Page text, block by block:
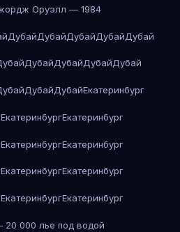
Оруэлл — 1984
ДубайДубайДубайДубайДубай
ДубайДубайДубайДубай
ДубайДубайЕкатеринбург
ЕкатеринбургЕкатеринбург
ЕкатеринбургЕкатеринбург
ЕкатеринбургЕкатеринбург
ЕкатеринбургЕкатеринбург
000 лье под водой